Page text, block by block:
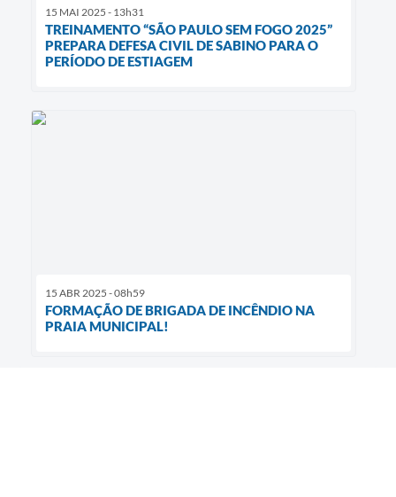
15 MAI 2025 - 13h31
TREINAMENTO “SÃO PAULO SEM FOGO 2025”
PREPARA DEFESA CIVIL DE SABINO PARA O
PERÍODO DE ESTIAGEM
15 ABR 2025 - 08h59
FORMAÇÃO DE BRIGADA DE INCÊNDIO NA
PRAIA MUNICIPAL!